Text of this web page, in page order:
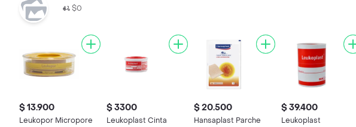
$0
$ 13.900
Leukopor Micropore
$ 3300
Leukoplast Cinta
$ 20.500
Hansaplast Parche
$ 39.400
Leukoplast